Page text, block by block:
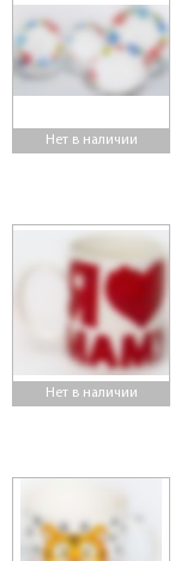
Нет в наличии
Нет в наличии